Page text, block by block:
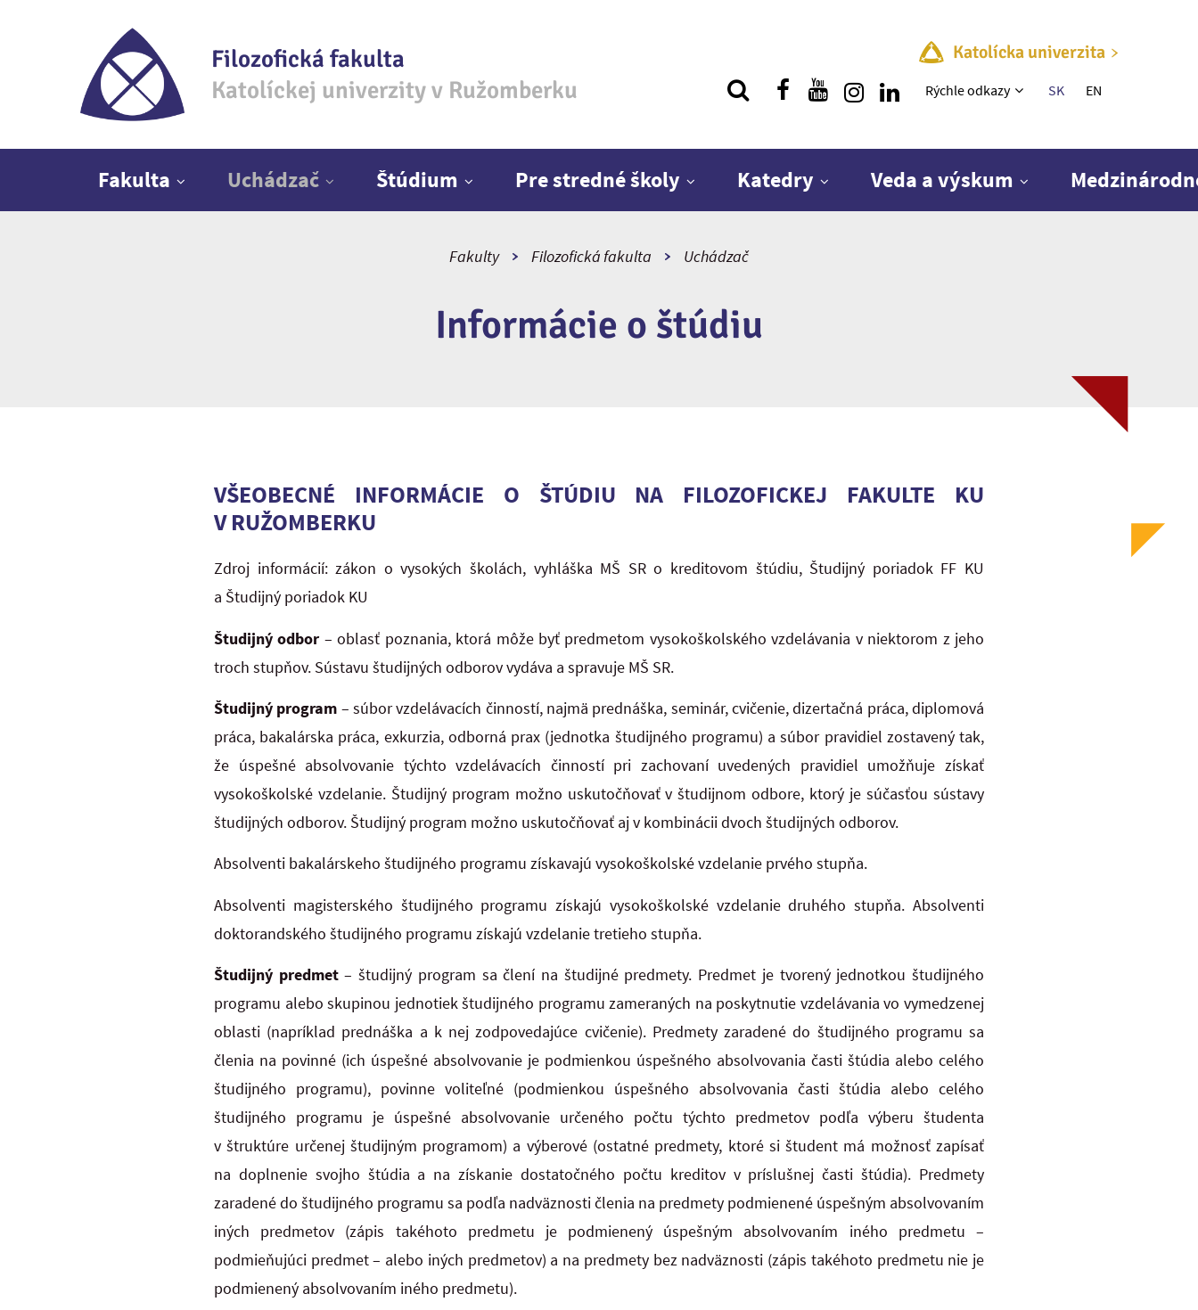
Filozofická fakulta
Katolíckej univerzity v Ružomberku
Katolícka univerzita
Rýchle menu
Rýchle odkazy SK EN
Fakulta Uchádzač Štúdium Pre stredné školy Katedry Veda a výskum
Fakulty Filozofická fakulta Uchádzač
Informácie o štúdiu
VŠEOBECNÉ INFORMÁCIE O ŠTÚDIU NA FILOZOFICKEJ FAKULTE KU
V RUŽOMBERKU
Zdroj informácií: zákon o vysokých školách, vyhláška MŠ SR o kreditovom štúdiu, Študijný poriadok FF KU
a Študijný poriadok KU
Študijný odbor – oblasť poznania, ktorá môže byť predmetom vysokoškolského vzdelávania v niektorom z jeho
troch stupňov. Sústavu študijných odborov vydáva a spravuje MŠ SR.
Študijný program – súbor vzdelávacích činností, najmä prednáška, seminár, cvičenie, dizertačná práca, diplomová
práca, bakalárska práca, exkurzia, odborná prax (jednotka študijného programu) a súbor pravidiel zostavený tak,
že úspešné absolvovanie týchto vzdelávacích činností pri zachovaní uvedených pravidiel umožňuje získať
vysokoškolské vzdelanie. Študijný program možno uskutočňovať v študijnom odbore, ktorý je súčasťou sústavy
študijných odborov. Študijný program možno uskutočňovať aj v kombinácii dvoch študijných odborov.
Absolventi bakalárskeho študijného programu získavajú vysokoškolské vzdelanie prvého stupňa.
Absolventi magisterského študijného programu získajú vysokoškolské vzdelanie druhého stupňa. Absolventi
doktorandského študijného programu získajú vzdelanie tretieho stupňa.
Študijný predmet – študijný program sa člení na študijné predmety. Predmet je tvorený jednotkou študijného
programu alebo skupinou jednotiek študijného programu zameraných na poskytnutie vzdelávania vo vymedzenej
oblasti (napríklad prednáška a k nej zodpovedajúce cvičenie). Predmety zaradené do študijného programu sa
členia na povinné (ich úspešné absolvovanie je podmienkou úspešného absolvovania časti štúdia alebo celého
študijného programu), povinne voliteľné (podmienkou úspešného absolvovania časti štúdia alebo celého
študijného programu je úspešné absolvovanie určeného počtu týchto predmetov podľa výberu študenta
v štruktúre určenej študijným programom) a výberové (ostatné predmety, ktoré si študent má možnosť zapísať
na doplnenie svojho štúdia a na získanie dostatočného počtu kreditov v príslušnej časti štúdia). Predmety
zaradené do študijného programu sa podľa nadväznosti členia na predmety podmienené úspešným absolvovaním
iných predmetov (zápis takéhoto predmetu je podmienený úspešným absolvovaním iného predmetu –
podmieňujúci predmet – alebo iných predmetov) a na predmety bez nadväznosti (zápis takéhoto predmetu nie je
podmienený absolvovaním iného predmetu).